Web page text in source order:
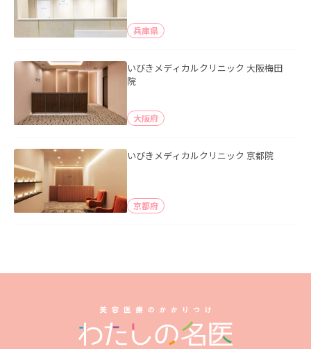
兵庫県
いびきメディカルクリニック 大阪梅田
院
大阪府
いびきメディカルクリニック 京都院
京都府